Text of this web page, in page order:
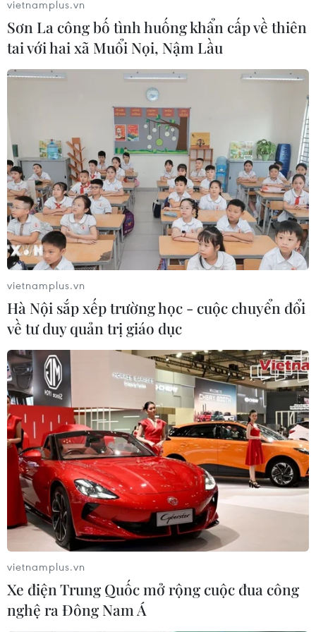
Đông Bắc Trung Quốc
30/06/2018 01:20
Với phong cảnh thiên nhiên tươi đẹp, những nét văn
hóa đặc sắc và cơ sở hạ tầng du lịch hiện đại, Việt
Nam có khả năng đáp ứng đầy đủ các yêu cầu đa
dạng và ngày càng cao của khách du lịch Trung Quốc.
Khánh Hòa đề nghị khẩn cấp ngăn khách
Trung Quốc thanh toán "chui"
22/08/2018 12:39
Ủy ban Nhân dân tỉnh Khánh Hòa vừa có văn bản đề
nghị các bộ, ngành Trung ương, đặc biệt là Ngân hàng
Nhà nước Việt Nam có các giải pháp quản lý hoạt
động thanh toán qua công nghệ thanh toán điện tử.
vietnamplus.vn
Sơn La công bố tình huống khẩn cấp về thiên
tai với hai xã Muổi Nọi, Nậm Lầu
vietnamplus.vn
Hà Nội sắp xếp trường học - cuộc chuyển đổi
về tư duy quản trị giáo dục
vietnamplus.vn
Xe điện Trung Quốc mở rộng cuộc đua công
nghệ ra Đông Nam Á